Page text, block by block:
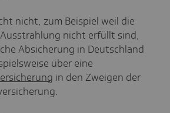
nicht, zum Beispiel weil die
nicht erfüllt sind,
Absicherung in Deutschland
über eine
in den Zweigen der